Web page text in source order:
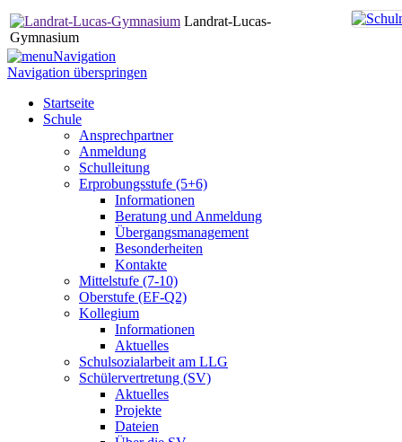
Landrat-Lucas-
Gymnasium
Navigation
Navigation überspringen
Startseite
Schule
Ansprechpartner
Anmeldung
Schulleitung
Erprobungsstufe (5+6)
Informationen
Beratung und Anmeldung
Übergangsmanagement
Besonderheiten
Kontakte
Mittelstufe (7-10)
Oberstufe (EF-Q2)
Kollegium
Informationen
Aktuelles
Schulsozialarbeit am LLG
Schülervertretung (SV)
Aktuelles
Projekte
Dateien